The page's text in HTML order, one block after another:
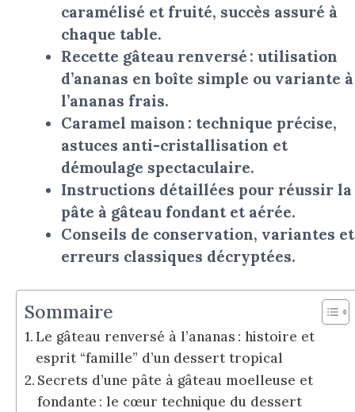
caramélisé et fruité, succès assuré à
chaque table.
Recette gâteau renversé : utilisation
d’ananas en boîte simple ou variante à
l’ananas frais.
Caramel maison : technique précise,
astuces anti-cristallisation et
démoulage spectaculaire.
Instructions détaillées pour réussir la
pâte à gâteau fondant et aérée.
Conseils de conservation, variantes et
erreurs classiques décryptées.
Sommaire
Le gâteau renversé à l’ananas : histoire et
esprit “famille” d’un dessert tropical
Secrets d’une pâte à gâteau moelleuse et
fondante : le cœur technique du dessert